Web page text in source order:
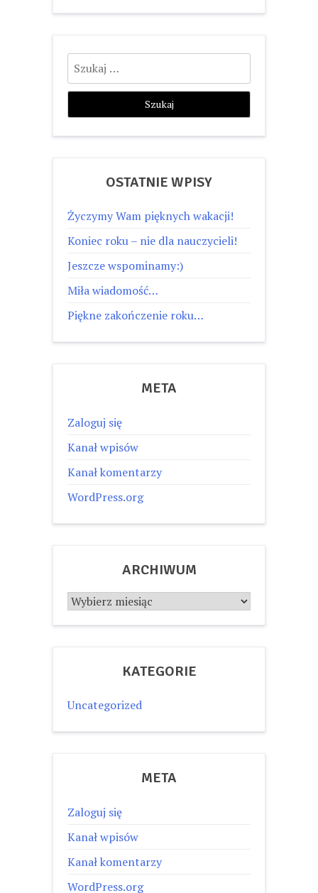
Szukaj:
OSTATNIE WPISY
Życzymy Wam pięknych wakacji!
Koniec roku – nie dla nauczycieli!
Jeszcze wspominamy:)
Miła wiadomość…
Piękne zakończenie roku…
META
Zaloguj się
Kanał wpisów
Kanał komentarzy
WordPress.org
ARCHIWUM
Archiwum
KATEGORIE
Uncategorized
META
Zaloguj się
Kanał wpisów
Kanał komentarzy
WordPress.org